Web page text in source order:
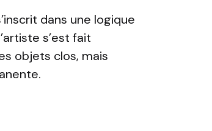
dans une logique
s’est fait
objets clos, mais